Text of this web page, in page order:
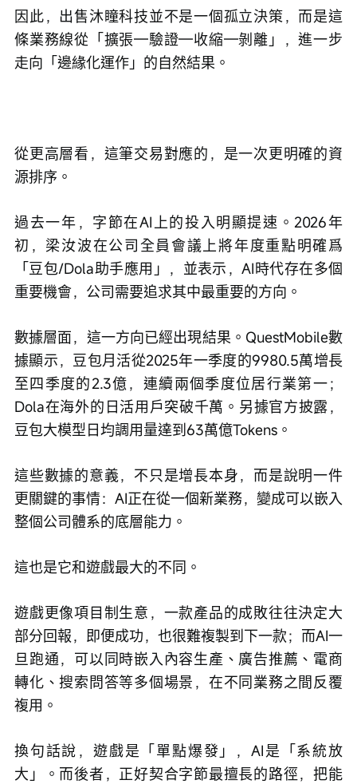
因此，出售沐瞳科技並不是一個孤立決策，而是這
條業務線從「擴張—驗證—收縮—剝離」，進一步
走向「邊緣化運作」的自然結果。
從更高層看，這筆交易對應的，是一次更明確的資
源排序。
過去一年，字節在AI上的投入明顯提速。2026年
初，梁汝波在公司全員會議上將年度重點明確爲
「豆包/Dola助手應用」，並表示，AI時代存在多個
重要機會，公司需要追求其中最重要的方向。
數據層面，這一方向已經出現結果。QuestMobile數
據顯示，豆包月活從2025年一季度的9980.5萬增長
至四季度的2.3億，連續兩個季度位居行業第一；
Dola在海外的日活用戶突破千萬。另據官方披露，
豆包大模型日均調用量達到63萬億Tokens。
這些數據的意義，不只是增長本身，而是說明一件
更關鍵的事情：AI正在從一個新業務，變成可以嵌入
整個公司體系的底層能力。
這也是它和遊戲最大的不同。
遊戲更像項目制生意，一款產品的成敗往往決定大
部分回報，即便成功，也很難複製到下一款；而AI一
旦跑通，可以同時嵌入內容生產、廣告推薦、電商
轉化、搜索問答等多個場景，在不同業務之間反覆
複用。
換句話說，遊戲是「單點爆發」，AI是「系統放
大」。而後者，正好契合字節最擅長的路徑，把能